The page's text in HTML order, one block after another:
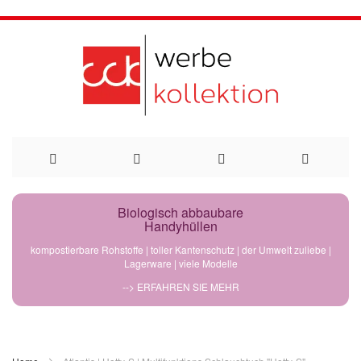
Direkt
Biologisch abbaubare
Handyhüllen
kompostierbare Rohstoffe | toller Kantenschutz | der Umwelt zuliebe |
Lagerware | viele Modelle
--> ERFAHREN SIE MEHR